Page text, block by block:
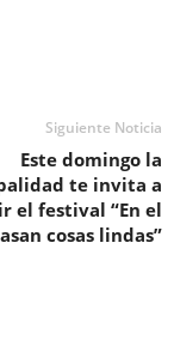
Siguiente Noticia
Este domingo la
te invita a
el festival “En el
cosas lindas”